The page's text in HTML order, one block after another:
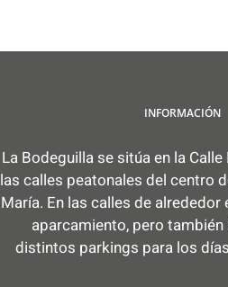
INFORMACIÓN
La Bodeguilla se sitúa en la
las calles peatonales del centro
María. En las calles de
aparcamiento, pero
distintos parkings para los